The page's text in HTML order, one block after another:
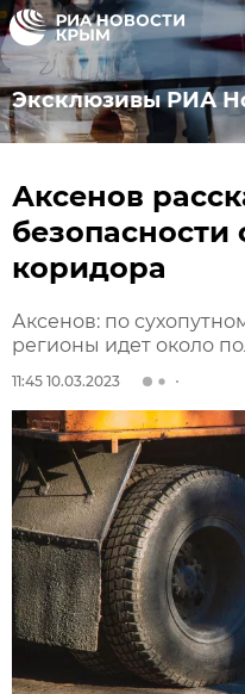
Эксклюзивы РИА
Аксенов
безопасности
коридора
Аксенов: по
регионы идет около
11:45 10.03.2023